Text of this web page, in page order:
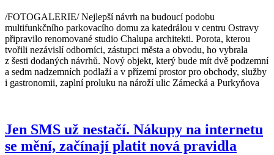
/FOTOGALERIE/ Nejlepší návrh na budoucí podobu
multifunkčního parkovacího domu za katedrálou v centru Ostravy
připravilo renomované studio Chalupa architekti. Porota, kterou
tvořili nezávislí odborníci, zástupci města a obvodu, ho vybrala
z šesti dodaných návrhů. Nový objekt, který bude mít dvě podzemní
a sedm nadzemních podlaží a v přízemí prostor pro obchody, služby
i gastronomii, zaplní proluku na nároží ulic Zámecká a Purkyňova
Jen SMS už nestačí. Nákupy na internetu
se mění, začínají platit nová pravidla